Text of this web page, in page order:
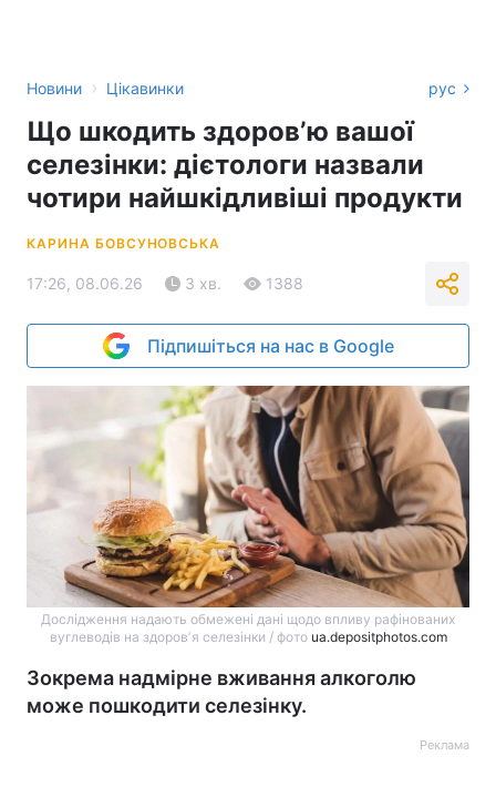
Новини › Цікавинки рус
Що шкодить здоровʼю вашої
селезінки: дієтологи назвали
чотири найшкідливіші продукти
КАРИНА БОВСУНОВСЬКА
17:26, 08.06.26 3 хв. 1388
Підпишіться на нас в Google
Дослідження надають обмежені дані щодо впливу рафінованих
вуглеводів на здоровʼя селезінки / фото ua.depositphotos.com
Зокрема надмірне вживання алкоголю
може пошкодити селезінку.
Реклама